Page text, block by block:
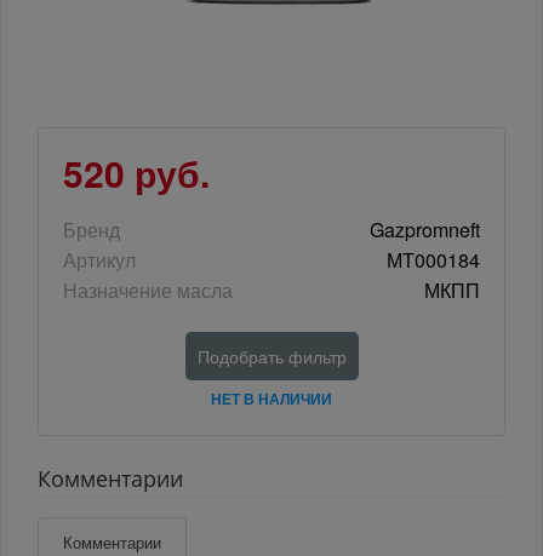
520 руб.
Бренд
Gazpromneft
Артикул
МТ000184
Назначение масла
МКПП
Подобрать фильтр
НЕТ В НАЛИЧИИ
Комментарии
Комментарии